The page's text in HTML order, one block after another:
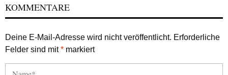
KOMMENTARE
Deine E-Mail-Adresse wird nicht veröffentlicht. Erforderliche
Felder sind mit* markiert